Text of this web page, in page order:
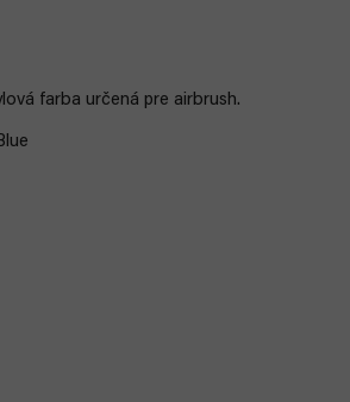
farba určená pre airbrush.